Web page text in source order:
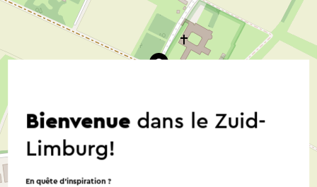
Bienvenuedans le Zuid-
Limburg!
En quête d’inspiration ?